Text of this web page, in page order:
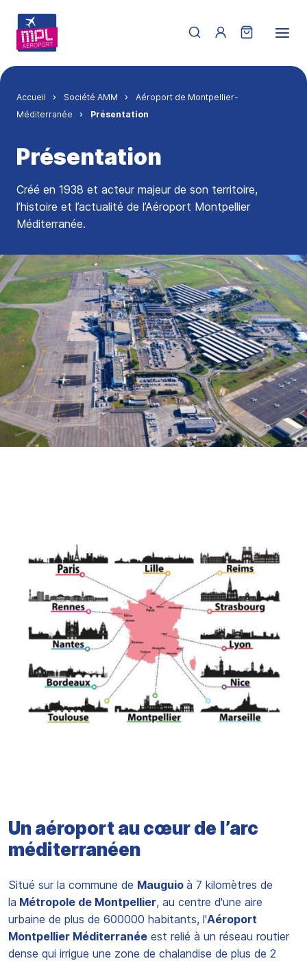
Fil d'Ariane
Accueil Société AMM
Aéroport de Montpellier-
Méditerranée
Présentation
Présentation
Créé en 1938 et acteur majeur de son territoire,
l’histoire et l’actualité de l’Aéroport Montpellier
Méditerranée.
Un aéroport au cœur de l’arc
méditerranéen
Situé sur la commune de Mauguio à 7 kilomètres de
la Métropole de Montpellier, au centre d'une aire
urbaine de plus de 600000 habitants, l'Aéroport
Montpellier Méditerranée est relié à un réseau routier
dense qui irrigue une zone de chalandise de plus de 2